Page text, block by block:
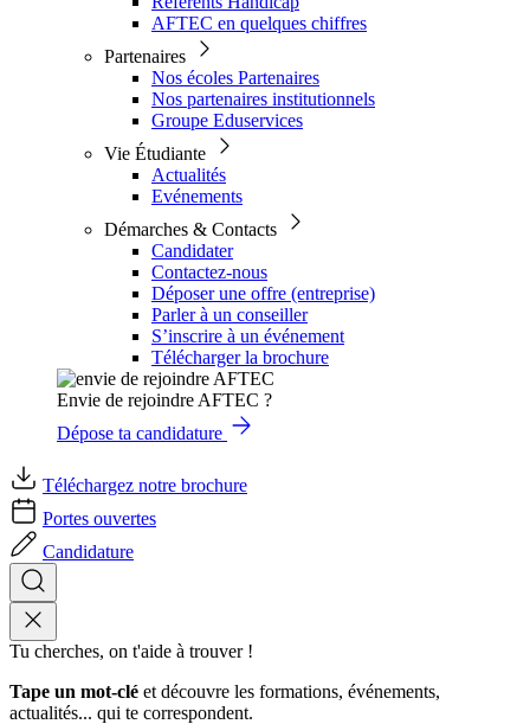
AFTEC en quelques chiffres
Partenaires
Nos écoles Partenaires
Nos partenaires institutionnels
Groupe Eduservices
Vie Étudiante
Actualités
Evénements
Démarches & Contacts
Candidater
Contactez-nous
Déposer une offre (entreprise)
Parler à un conseiller
S’inscrire à un événement
Télécharger la brochure
Envie de rejoindre AFTEC ?
Dépose ta candidature
Téléchargez notre brochure
Portes ouvertes
Candidature
Tu cherches, on t'aide à trouver !
Tape un mot-clé et découvre les formations, événements,
actualités... qui te correspondent.